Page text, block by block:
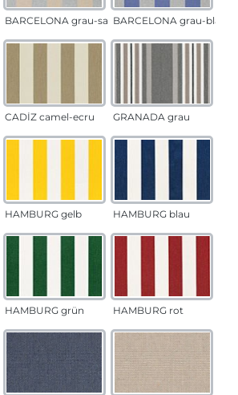
BARCELONA grau-sandBARCELONA grau-blau
CADÍZ camel-ecru GRANADA grau
HAMBURG gelb HAMBURG blau
HAMBURG grün HAMBURG rot